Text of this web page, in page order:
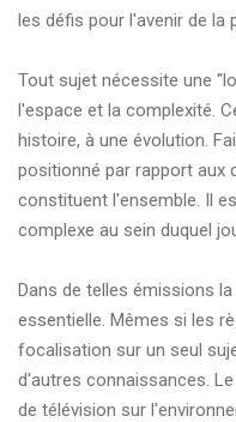
les défis pour l'avenir de la
Tout sujet nécessite une
l'espace et la complexité.
histoire, à une évolution.
positionné par rapport aux
constituent l'ensemble. Il
complexe au sein duquel
Dans de telles émissions
essentielle. Mêmes si les
focalisation sur un seul
d'autres connaissances.
de télévision sur